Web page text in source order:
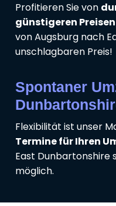
Profitieren Sie von
günstigeren Preisen
von Augsburg nach
unschlagbaren Preis!
Spontaner
Flexibilität ist unser
Termine für Ihren
East Dunbartonshire
möglich.